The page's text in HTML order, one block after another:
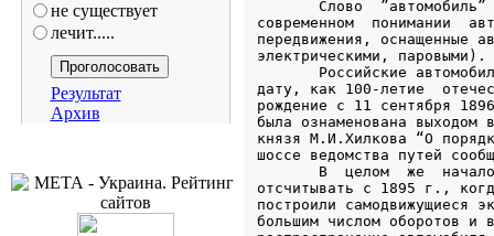
не существует
лечит.....
Результат
Архив